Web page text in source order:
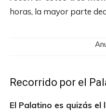
horas, la mayor parte
Recorrido por el
El Palatino es quizás